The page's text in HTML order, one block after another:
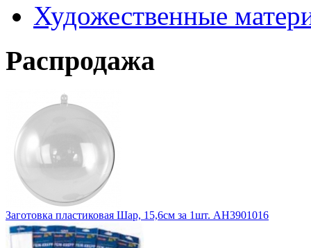
Художественные
Распродажа
Заготовка пластиковая Шар, 15,6см за 1шт. АН3901016